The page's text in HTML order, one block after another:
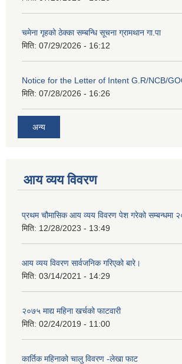
चमेना गृहको ठेक्का सम्बन्धि सूचना ग्रामथान गा.पा
मिति: 07/29/2026 - 16:12
Notice for the Letter of Intent G.R/NCB/
मिति: 07/28/2026 - 16:26
अन्य
आय व्यय विवरण
प्रथम चौमासिक आय व्यय विवरण पेश गरेको सम्बन्धमा
मिति: 12/28/2023 - 13:49
आय व्यय विवरण सार्वजनिक गरिएको बारे।
मिति: 03/14/2021 - 14:29
२०७५ माद्य महिना खर्चको फाटवारी
मिति: 02/24/2019 - 11:00
कार्तिक महिनाको चालु विवरण -लेखा फाट